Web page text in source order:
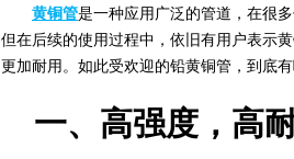
黄铜管是一种应用广泛的管道，在很
但在后续的使用过程中，依旧有用户表示
更加耐用。如此受欢迎的铅黄铜管，到底
一、高强度，高